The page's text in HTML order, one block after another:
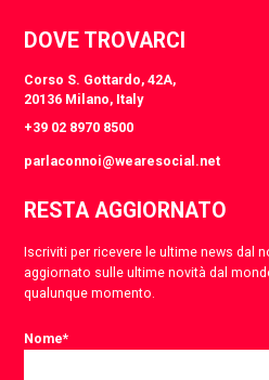
DOVE TROVARCI
Corso S. Gottardo, 42A,
20136 Milano, Italy
+39 02 8970 8500
parlaconnoi@wearesocial.net
RESTA AGGIORNATO
Iscriviti per ricevere le ultime news dal
aggiornato sulle ultime novità dal
qualunque momento.
Nome*